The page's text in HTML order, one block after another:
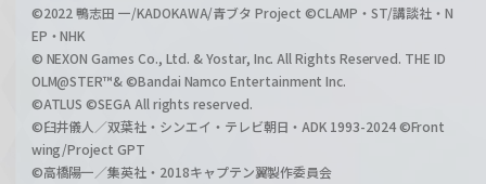
©2022 鴨志田 一/KADOKAWA/青ブタ Project ©CLAMP・ST/講談社・N
EP・NHK
© NEXON Games Co., Ltd. & Yostar, Inc. All Rights Reserved. THE ID
OLM@STER™& ©Bandai Namco Entertainment Inc.
©ATLUS ©SEGA All rights reserved.
©臼井儀人／双葉社・シンエイ・テレビ朝日・ADK 1993-2024 ©Front
wing/Project GPT
©高橋陽一／集英社・2018キャプテン翼製作委員会